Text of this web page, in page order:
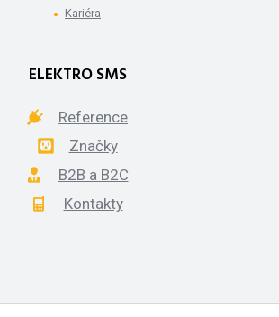
Kariéra
ELEKTRO SMS
Reference
Značky
B2B a B2C
Kontakty